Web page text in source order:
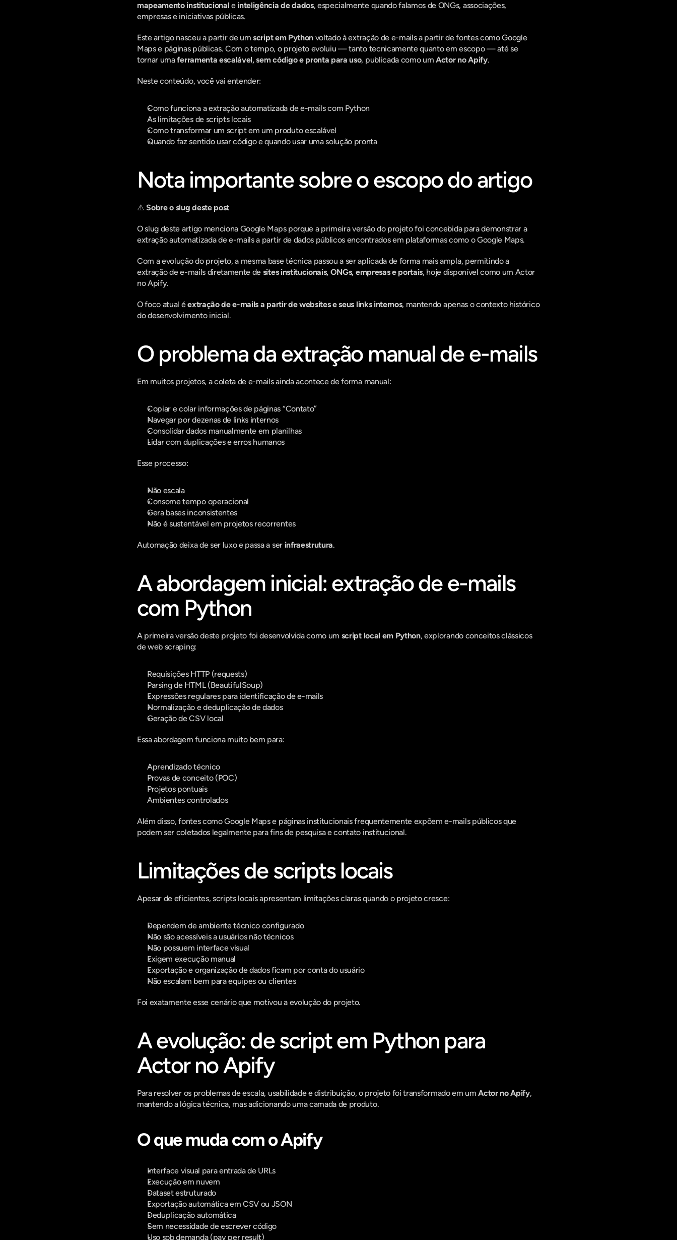
mapeamento institucional e inteligência de dados, especialmente quando falamos de ONGs, associações,
empresas e iniciativas públicas.
Este artigo nasceu a partir de um script em Python voltado à extração de e-mails a partir de fontes como Google
Maps e páginas públicas. Com o tempo, o projeto evoluiu — tanto tecnicamente quanto em escopo — até se
tornar uma ferramenta escalável, sem código e pronta para uso, publicada como um Actor no Apify.
Neste conteúdo, você vai entender:
Como funciona a extração automatizada de e-mails com Python
As limitações de scripts locais
Como transformar um script em um produto escalável
Quando faz sentido usar código e quando usar uma solução pronta
Nota importante sobre o escopo do artigo
⚠️ Sobre o slug deste post
O slug deste artigo menciona Google Maps porque a primeira versão do projeto foi concebida para demonstrar a
extração automatizada de e-mails a partir de dados públicos encontrados em plataformas como o Google Maps.
Com a evolução do projeto, a mesma base técnica passou a ser aplicada de forma mais ampla, permitindo a
extração de e-mails diretamente de sites institucionais, ONGs, empresas e portais, hoje disponível como um Actor
no Apify.
O foco atual é extração de e-mails a partir de websites e seus links internos, mantendo apenas o contexto histórico
do desenvolvimento inicial.
O problema da extração manual de e-mails
Em muitos projetos, a coleta de e-mails ainda acontece de forma manual:
Copiar e colar informações de páginas “Contato”
Navegar por dezenas de links internos
Consolidar dados manualmente em planilhas
Lidar com duplicações e erros humanos
Esse processo:
Não escala
Consome tempo operacional
Gera bases inconsistentes
Não é sustentável em projetos recorrentes
Automação deixa de ser luxo e passa a ser infraestrutura.
A abordagem inicial: extração de e-mails
com Python
A primeira versão deste projeto foi desenvolvida como um script local em Python, explorando conceitos clássicos
de web scraping:
Requisições HTTP (requests)
Parsing de HTML (BeautifulSoup)
Expressões regulares para identificação de e-mails
Normalização e deduplicação de dados
Geração de CSV local
Essa abordagem funciona muito bem para:
Aprendizado técnico
Provas de conceito (POC)
Projetos pontuais
Ambientes controlados
Além disso, fontes como Google Maps e páginas institucionais frequentemente expõem e-mails públicos que
podem ser coletados legalmente para fins de pesquisa e contato institucional.
Limitações de scripts locais
Apesar de eficientes, scripts locais apresentam limitações claras quando o projeto cresce:
Dependem de ambiente técnico configurado
Não são acessíveis a usuários não técnicos
Não possuem interface visual
Exigem execução manual
Exportação e organização de dados ficam por conta do usuário
Não escalam bem para equipes ou clientes
Foi exatamente esse cenário que motivou a evolução do projeto.
A evolução: de script em Python para
Actor no Apify
Para resolver os problemas de escala, usabilidade e distribuição, o projeto foi transformado em um Actor no Apify,
mantendo a lógica técnica, mas adicionando uma camada de produto.
O que muda com o Apify
Interface visual para entrada de URLs
Execução em nuvem
Dataset estruturado
Exportação automática em CSV ou JSON
Deduplicação automática
Sem necessidade de escrever código
Uso sob demanda (pay per result)